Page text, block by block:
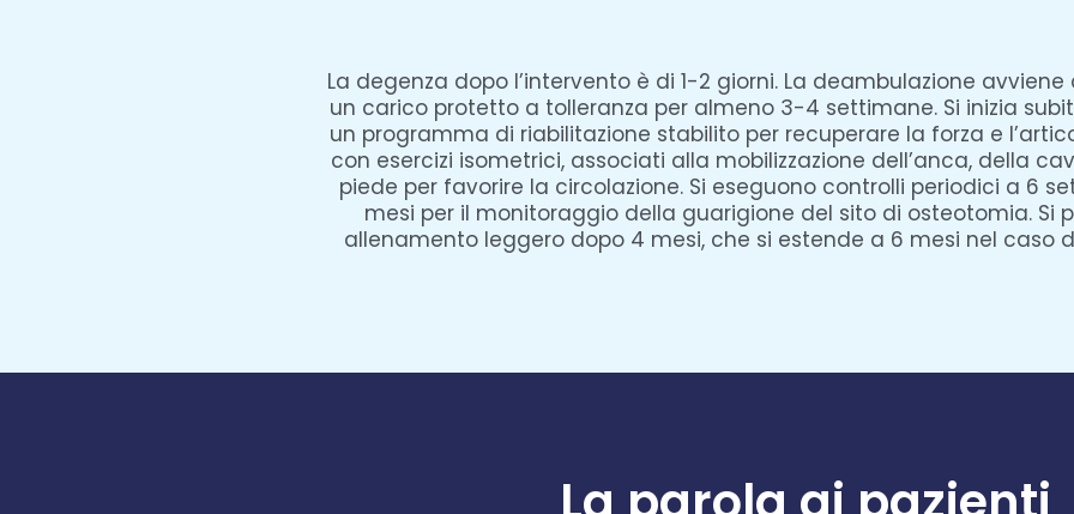
La degenza dopo l’intervento è di 1-2 giorni. La deambulazione
un carico protetto a tolleranza per almeno 3-4 settimane. Si inizia
un programma di riabilitazione stabilito per recuperare la forza e
con esercizi isometrici, associati alla mobilizzazione dell’anca, della
piede per favorire la circolazione. Si eseguono controlli periodici a 6
mesi per il monitoraggio della guarigione del sito di osteotomia. Si
allenamento leggero dopo 4 mesi, che si estende a 6 mesi nel caso